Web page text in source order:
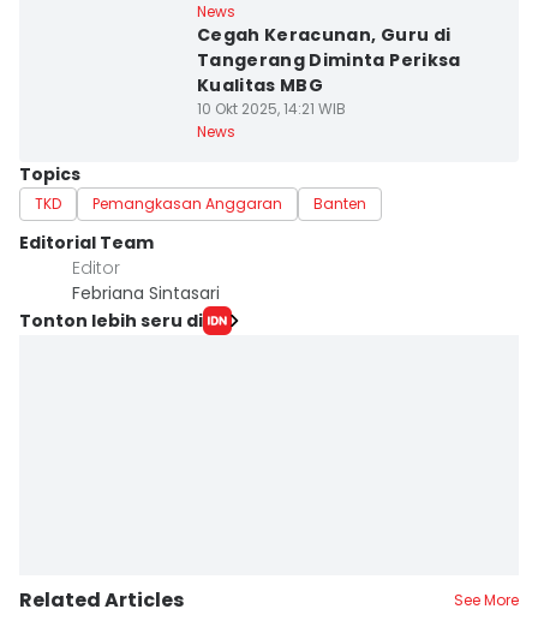
News
Cegah Keracunan, Guru di
Tangerang Diminta Periksa
Kualitas MBG
10 Okt 2025, 14:21 WIB
News
Topics
TKD Pemangkasan Anggaran Banten
Editorial Team
Editor
Febriana Sintasari
Tonton lebih seru di
Related Articles See More